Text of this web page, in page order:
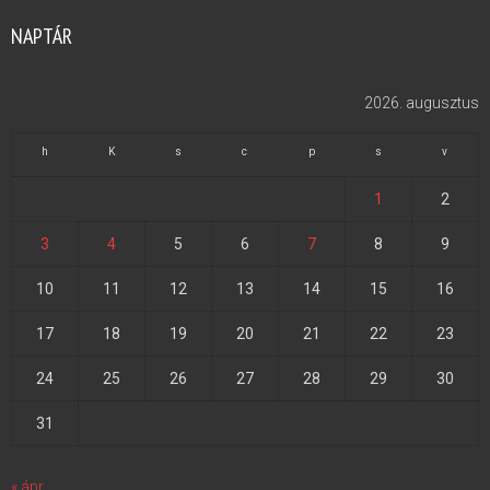
NAPTÁR
2026. augusztus
h K s c p s v
1 2
3 4 5 6 7 8 9
10 11 12 13 14 15 16
17 18 19 20 21 22 23
24 25 26 27 28 29 30
31